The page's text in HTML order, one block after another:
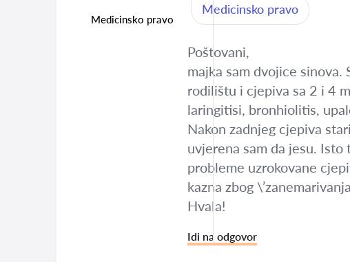
Medicinsko pravo
Medicinsko pravo
Poštovani,
majka sam dvojice
rodilištu i cjepiva sa 2 i 4
laringitisi, bronhiolitis,
Nakon zadnjeg cjepiva
uvjerena sam da jesu.
probleme uzrokovane
kazna zbog
Hvala!
Idi na odgovor